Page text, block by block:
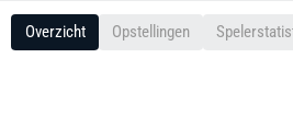
Overzicht Opstellingen